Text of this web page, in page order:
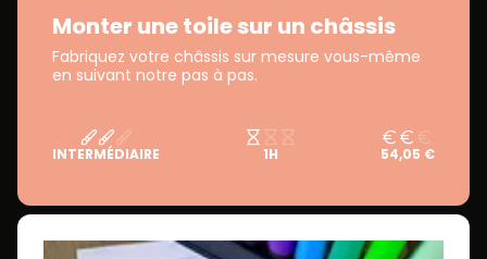
Monter une toile sur un châssis
Fabriquez votre châssis sur mesure vous-même
en suivant notre pas à pas.
INTERMÉDIAIRE 1H 54,05 €